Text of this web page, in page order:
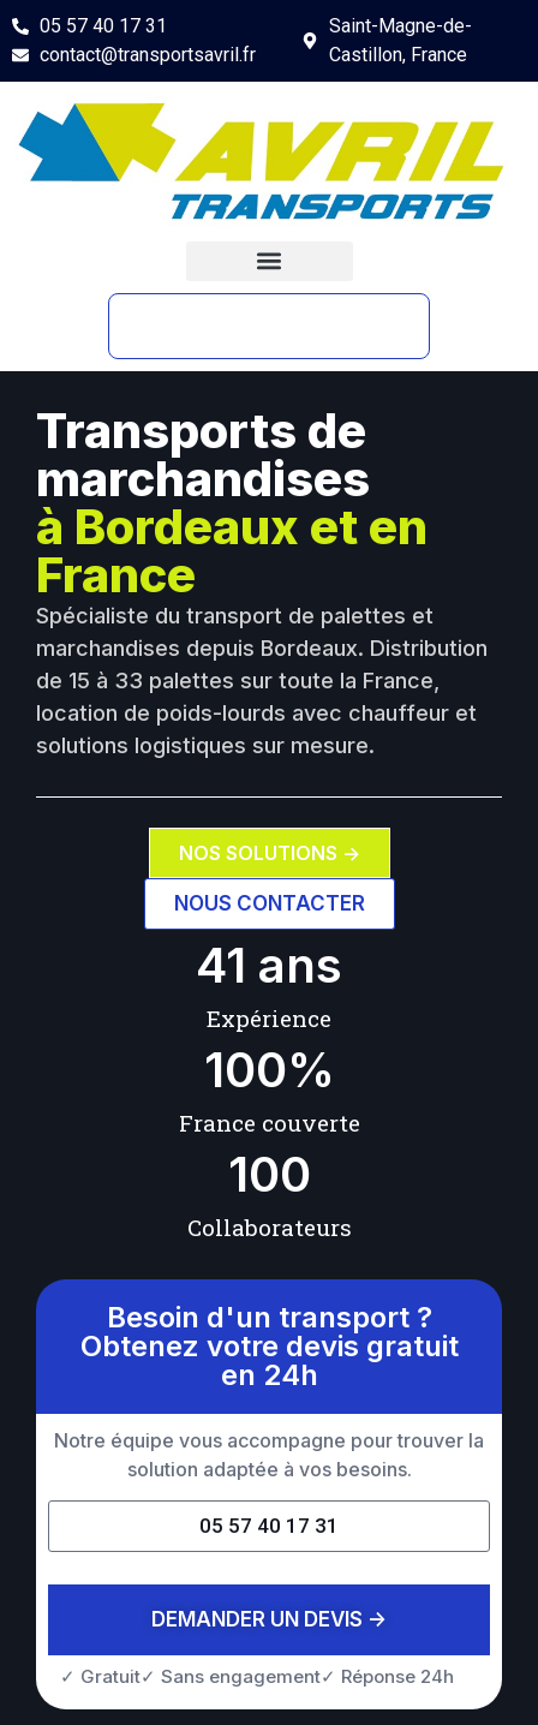
05 57 40 17 31
contact@transportsavril.fr
Saint-Magne-de-
Castillon, France
Transports de
marchandises
à Bordeaux et en
France
Spécialiste du transport de palettes et
marchandises depuis Bordeaux. Distribution
de 15 à 33 palettes sur toute la France,
location de poids-lourds avec chauffeur et
solutions logistiques sur mesure.
NOS SOLUTIONS ->
NOUS CONTACTER
Expérience
41 ans
France couverte
100%
Collaborateurs
100
Besoin d'un transport ?
Obtenez votre devis gratuit
en 24h
Notre équipe vous accompagne pour trouver la
solution adaptée à vos besoins.
05 57 40 17 31
DEMANDER UN DEVIS ->
✓ Gratuit✓ Sans engagement✓ Réponse 24h